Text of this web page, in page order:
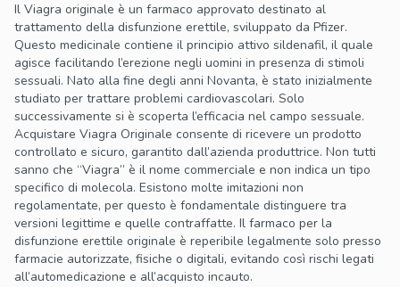
Il Viagra originale è un farmaco approvato destinato al
trattamento della disfunzione erettile, sviluppato da Pfizer.
Questo medicinale contiene il principio attivo sildenafil, il quale
agisce facilitando l’erezione negli uomini in presenza di stimoli
sessuali. Nato alla fine degli anni Novanta, è stato inizialmente
studiato per trattare problemi cardiovascolari. Solo
successivamente si è scoperta l’efficacia nel campo sessuale.
Acquistare Viagra Originale consente di ricevere un prodotto
controllato e sicuro, garantito dall’azienda produttrice. Non tutti
sanno che “Viagra” è il nome commerciale e non indica un tipo
specifico di molecola. Esistono molte imitazioni non
regolamentate, per questo è fondamentale distinguere tra
versioni legittime e quelle contraffatte. Il farmaco per la
disfunzione erettile originale è reperibile legalmente solo presso
farmacie autorizzate, fisiche o digitali, evitando così rischi legati
all’automedicazione e all’acquisto incauto.